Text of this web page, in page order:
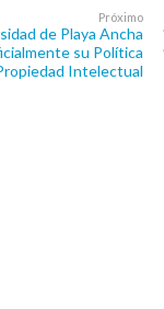
Próximo
de Playa Ancha
su Política
Intelectual